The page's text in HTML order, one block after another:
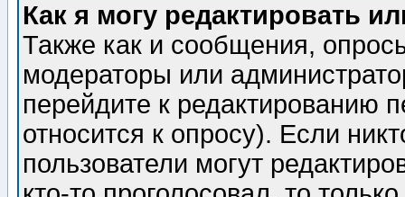
Как я могу редактировать
Также как и сообщения,
модераторы или
перейдите к редактированию
относится к опросу). Если
пользователи могут